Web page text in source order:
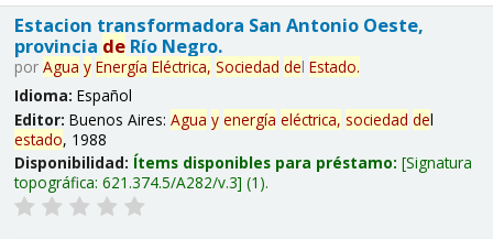
Estacion transformadora San Antonio Oeste,
provincia deRío Negro.
por Agua y Energía Eléctrica, Sociedad del Estado.
Idioma: Español
Editor: Buenos Aires: Agua y energía eléctrica, sociedad del
estado, 1988
Disponibilidad: Ítems disponibles para préstamo: Signatura
topográfica: 621.374.5/A282/v.3 (1).